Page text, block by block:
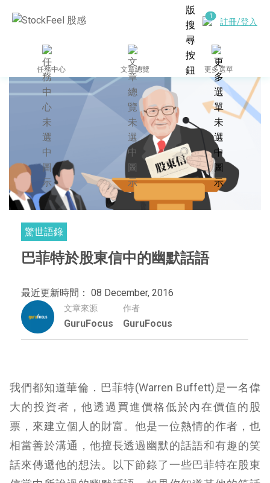
註冊/登入
任務中心 文章總覽 更多選單
驚世語錄
巴菲特於股東信中的幽默話語
最近更新時間： 08 December, 2016
文章來源
GuruFocus
作者
GuruFocus
我們都知道華倫．巴菲特(Warren Buffett)是一名偉
大的投資者，他透過買進價格低於內在價值的股
票，來建立個人的財富。他是一位熱情的作者，也
相當善於溝通，他擅長透過幽默的話語和有趣的笑
話來傳遞他的想法。以下節錄了一些巴菲特在股東